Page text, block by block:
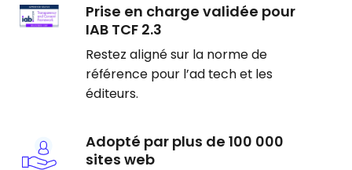
Prise en charge validée pour
IAB TCF 2.3
Restez aligné sur la norme de
référence pour l’ad tech et les
éditeurs.
Adopté par plus de 100 000
sites web